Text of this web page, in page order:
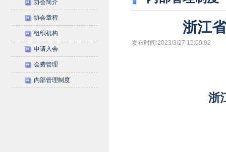
协会简介
协会章程
组织机构
申请入会
会费管理
内部管理制度
浙江
发布时间:2023/3/27 15:09:02
浙